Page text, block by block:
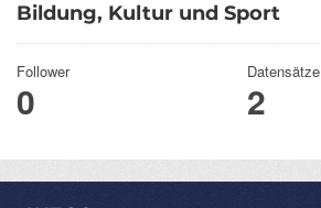
Bildung, Kultur und Sport
Follower
0
Datensätze
2